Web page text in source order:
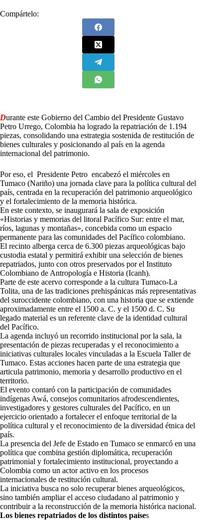
Compártelo:
Durante este Gobierno del Cambio del Presidente Gustavo
Petro Urrego, Colombia ha logrado la repatriación de 1.194
piezas, consolidando una estrategia sostenida de restitución de
bienes culturales y posicionando al país en la agenda
internacional del patrimonio.
Por eso, el Presidente Petro encabezó el miércoles en
Tumaco (Nariño) una jornada clave para la política cultural del
país, centrada en la recuperación del patrimonio arqueológico
y el fortalecimiento de la memoria histórica.
En este contexto, se inaugurará la sala de exposición
«Historias y memorias del litoral Pacífico Sur: entre el mar,
ríos, lagunas y montañas», concebida como un espacio
permanente para las comunidades del Pacífico colombiano.
El recinto alberga cerca de 6.300 piezas arqueológicas bajo
custodia estatal y permitirá exhibir una selección de bienes
repatriados, junto con otros preservados por el Instituto
Colombiano de Antropología e Historia (Icanh).
Parte de este acervo corresponde a la cultura Tumaco-La
Tolita, una de las tradiciones prehispánicas más representativas
del suroccidente colombiano, con una historia que se extiende
aproximadamente entre el 1500 a. C. y el 1500 d. C. Su
legado material es un referente clave de la identidad cultural
del Pacífico.
La agenda incluyó un recorrido institucional por la sala, la
presentación de piezas recuperadas y el reconocimiento a
iniciativas culturales locales vinculadas a la Escuela Taller de
Tumaco. Estas acciones hacen parte de una estrategia que
articula patrimonio, memoria y desarrollo productivo en el
territorio.
El evento contaró con la participación de comunidades
indígenas Awá, consejos comunitarios afrodescendientes,
investigadores y gestores culturales del Pacífico, en un
ejercicio orientado a fortalecer el enfoque territorial de la
política cultural y el reconocimiento de la diversidad étnica del
país.
La presencia del Jefe de Estado en Tumaco se enmarcó en una
política que combina gestión diplomática, recuperación
patrimonial y fortalecimiento institucional, proyectando a
Colombia como un actor activo en los procesos
internacionales de restitución cultural.
La iniciativa busca no solo recuperar bienes arqueológicos,
sino también ampliar el acceso ciudadano al patrimonio y
contribuir a la reconstrucción de la memoria histórica nacional.
Los bienes repatriados de los distintos países